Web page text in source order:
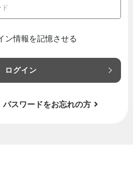
ン情報を記憶させる
ログイン
パスワードをお忘れの方